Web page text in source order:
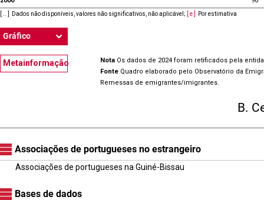
Dados não disponíveis, valores não significativos, não aplicável ; [ e ] Por estimativa
Gráfico
Metainformação Nota Os dados de 2024 foram retificados pela
Fonte Quadro elaborado pelo Observatório da
Remessas de emigrantes/imigrantes.
B.
Associações de portugueses no estrangeiro
Associações de portugueses na Guiné-Bissau
Bases de dados